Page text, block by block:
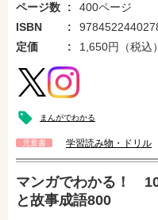
ページ数
400ページ
ISBN
定価
1,650円（税込）
まんがでわかる
児童書 学習読み物・ドリル
マンガでわかる！
と故事成語800